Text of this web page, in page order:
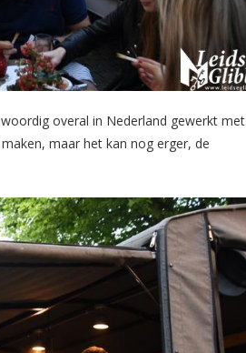
overal in Nederland gewerkt met
maar het kan nog erger, de